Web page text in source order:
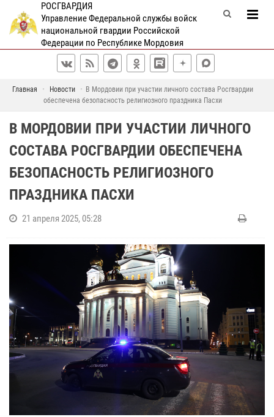
РОСГВАРДИЯ
Управление Федеральной службы войск
национальной гвардии Российской
Федерации по Республике Мордовия
Главная Новости
В Мордовии при участии личного состава Росгвардии
обеспечена безопасность религиозного праздника Пасхи
В МОРДОВИИ ПРИ УЧАСТИИ ЛИЧНОГО
СОСТАВА РОСГВАРДИИ ОБЕСПЕЧЕНА
БЕЗОПАСНОСТЬ РЕЛИГИОЗНОГО
ПРАЗДНИКА ПАСХИ
21 апреля 2025, 05:28